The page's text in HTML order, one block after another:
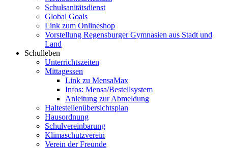
Schulsanitätsdienst
Global Goals
Link zum Onlineshop
Vorstellung Regensburger Gymnasien aus Stadt und
Land
Schulleben
Unterrichtszeiten
Mittagessen
Link zu MensaMax
Infos: Mensa/Bestellsystem
Anleitung zur Abmeldung
Haltestellenübersichtsplan
Hausordnung
Schulvereinbarung
Klimaschutzverein
Verein der Freunde